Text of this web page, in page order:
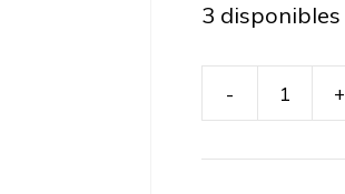
3 disponibles
-
AK026
SLIMY
+